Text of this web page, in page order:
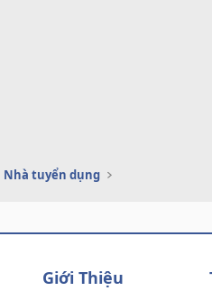
Nhà tuyển dụng
Giới Thiệu